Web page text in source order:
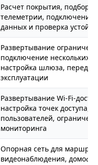
Расчет покрытия, подбор
телеметрии, подключение
данных и проверка
Развертывание
подключение нескольких
настройка шлюза,
эксплуатации
Развертывание Wi-Fi-
настройка точек доступа,
пользователей,
мониторинга
Опорная сеть для
видеонаблюдения,